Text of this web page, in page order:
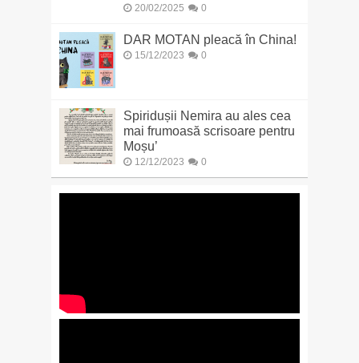
20/02/2025 0
DAR MOTAN pleacă în China!
15/12/2023 0
Spiridușii Nemira au ales cea
mai frumoasă scrisoare pentru
Moșu’
12/12/2023 0